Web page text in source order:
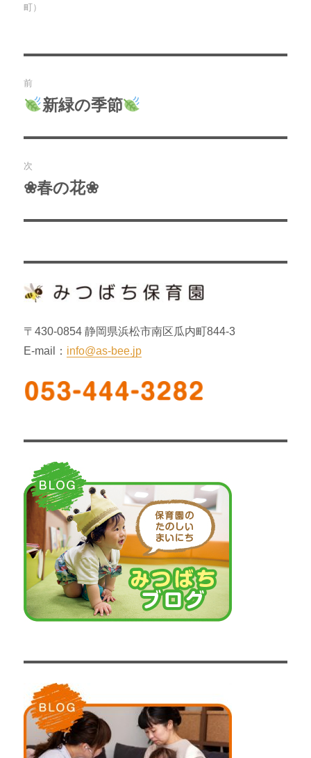
稿
町）
稿
ビ
ゲ
ー
ン
前
過
の
投
稿:
新緑の季節
次
次
投
❀春の花❀
〒430-0854 静岡県浜松市南区瓜内町844-3
E-mail： info@as-bee.jp